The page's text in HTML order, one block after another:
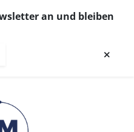
an und bleiben